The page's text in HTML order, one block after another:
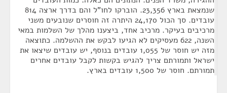
שנמצאת בארץ 23,356. הוברקו לחו"ל והם בדרך ארצה 814
עובדים. סך הכול 24,170 היתרה זה חוסרים שנובעים משני
מרכיבים בעיקר. מרכיב אחד, ביצענו מהלך של השלמות במאי
השנה, 622 מעסיקים לא הגיעו לבקש את ההשלמה. כתוצאה
מזה יש חוסר של 1,055 עובדים בנוסף, יש עובדים שיצאו את
ישראל ותמורתם צריך להגיש בקשות לקבל עובדים אחרים
תמורתם. חוסר של 1,500 עובדים בארץ.